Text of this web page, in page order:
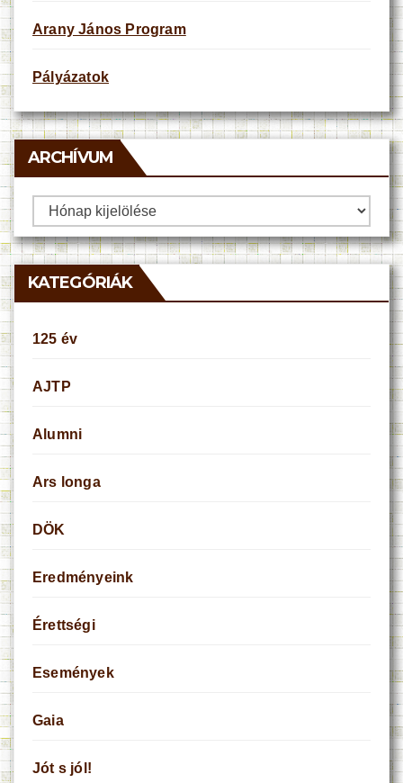
Arany János Program
Pályázatok
ARCHÍVUM
Archívum
KATEGÓRIÁK
125 év
AJTP
Alumni
Ars longa
DÖK
Eredményeink
Érettségi
Események
Gaia
Jót s jól!